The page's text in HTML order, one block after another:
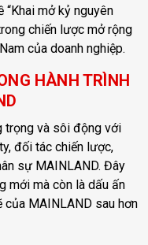
“Khai mở kỷ nguyên
chiến lược mở rộng
của doanh nghiệp.
HÀNH TRÌNH
trọng và sôi động với
đối tác chiến lược,
sự MAINLAND. Đây
mới mà còn là dấu ấn
của MAINLAND sau hơn